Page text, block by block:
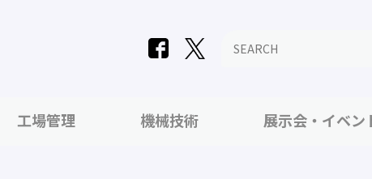
工場管理 機械技術 展示会・イベン